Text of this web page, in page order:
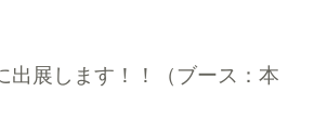
出展します！！（ブース：本